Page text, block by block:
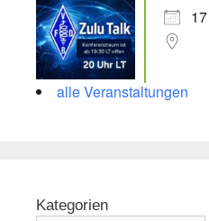
alle Veranstaltungen
Kategorien